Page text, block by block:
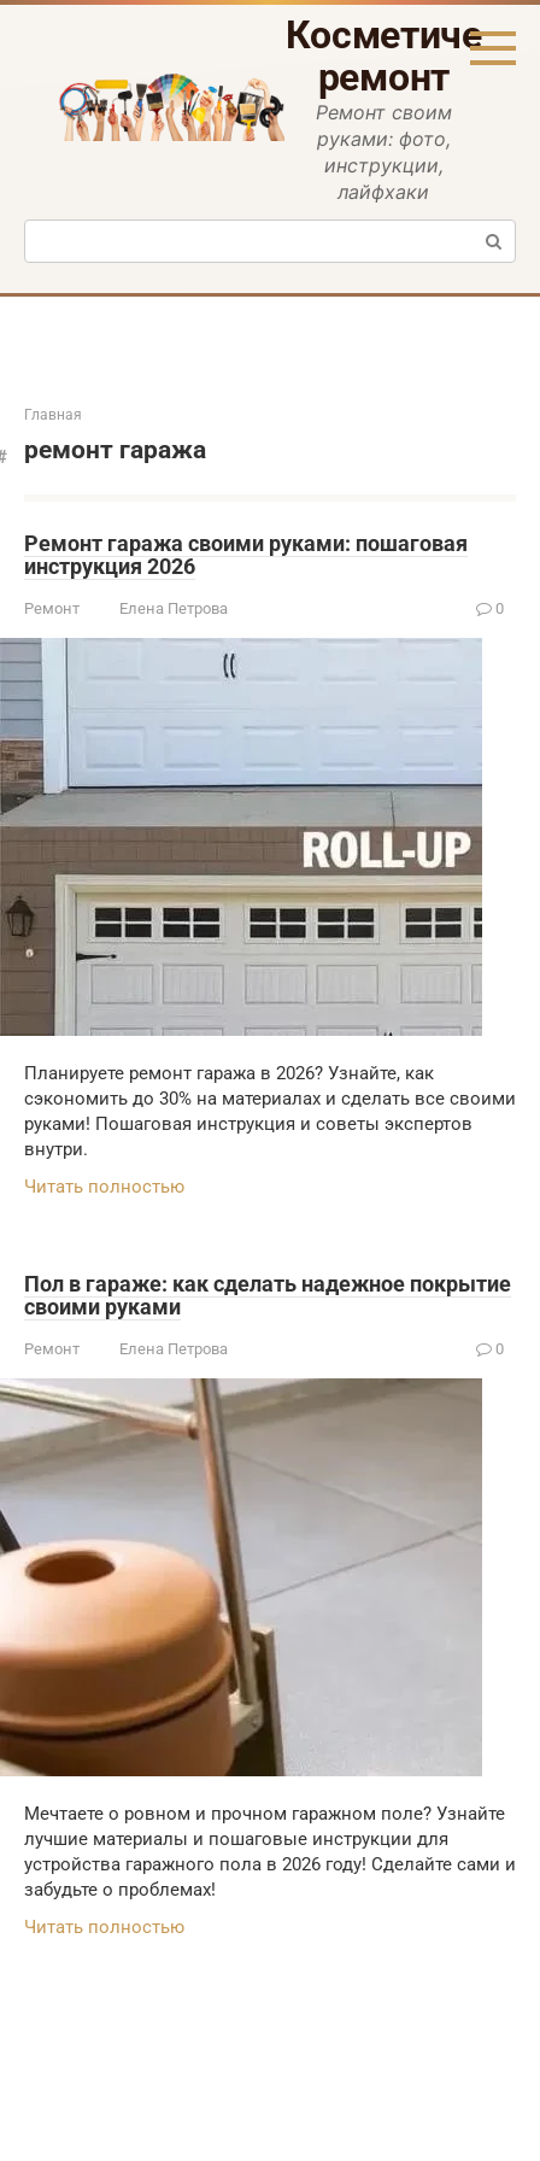
Перейти
ремонт
Ремонт своим
руками: фото,
инструкции,
лайфхаки
Поиск:
Главная
ремонт гаража
Ремонт гаража своими руками: пошаговая
инструкция 2026
Ремонт Елена Петрова 0
Планируете ремонт гаража в 2026? Узнайте, как
сэкономить до 30% на материалах и сделать все своими
руками! Пошаговая инструкция и советы экспертов
внутри.
Читать полностью
Пол в гараже: как сделать надежное покрытие
своими руками
Ремонт Елена Петрова 0
Мечтаете о ровном и прочном гаражном поле? Узнайте
лучшие материалы и пошаговые инструкции для
устройства гаражного пола в 2026 году! Сделайте сами и
забудьте о проблемах!
Читать полностью